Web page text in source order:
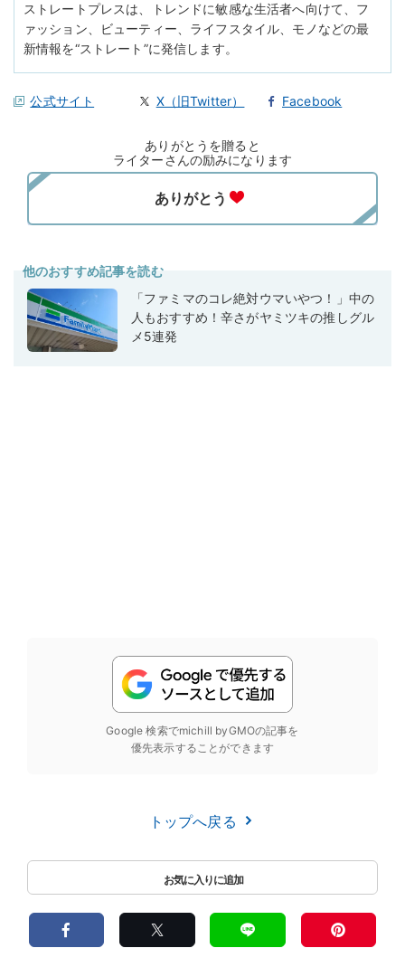
ストレートプレスは、トレンドに敏感な生活者へ向けて、フ
ァッション、ビューティー、ライフスタイル、モノなどの最
新情報を“ストレート”に発信します。
公式サイト X（旧Twitter） Facebook
ありがとうを贈ると
ライターさんの励みになります
他のおすすめ記事を読む
「ファミマのコレ絶対ウマいやつ！」中の
人もおすすめ！辛さがヤミツキの推しグル
メ5連発
Google 検索でmichill byGMOの記事を
優先表示することができます
トップへ戻る